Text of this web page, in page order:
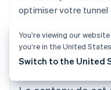
optimiser votre tunnel
You’re viewing our
you’re in the United States.
Switch to the United